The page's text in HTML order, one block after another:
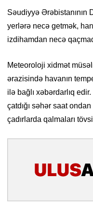
Səudiyyə Ərəbistanının
yerlərə necə getmək,
izdihamdan necə
Meteoroloji xidmət
ərazisində havanın
ilə bağlı xəbərdarlıq
çatdığı səhər saat
çadırlarda qalmaları